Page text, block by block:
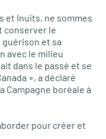
et Inuits, ne sommes
conserver le
et sa
avec le milieu
dans le passé et se
», a déclaré
Campagne boréale à
pour créer et